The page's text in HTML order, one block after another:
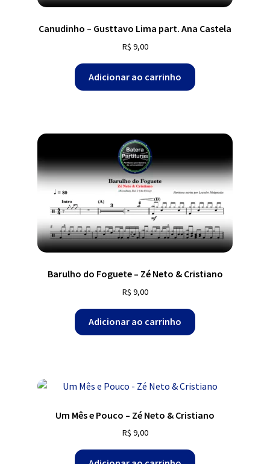
Canudinho – Gusttavo Lima part. Ana Castela
R$ 9,00
Adicionar ao carrinho
Barulho do Foguete – Zé Neto & Cristiano
R$ 9,00
Adicionar ao carrinho
Um Mês e Pouco – Zé Neto & Cristiano
R$ 9,00